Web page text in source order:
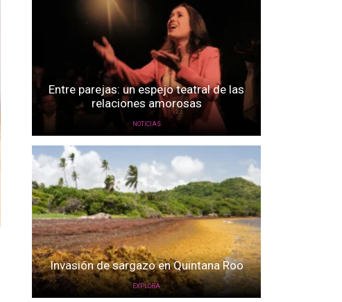
Entre parejas: un espejo teatral de las
relaciones amorosas
NOTICIAS
Invasión de sargazo en Quintana Roo
EXPLORA